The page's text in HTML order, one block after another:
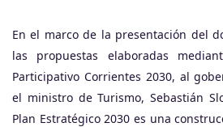
En el marco de la presentación del
las propuestas elaboradas
Participativo Corrientes 2030, al
el ministro de Turismo, Sebastián
Plan Estratégico 2030 es una